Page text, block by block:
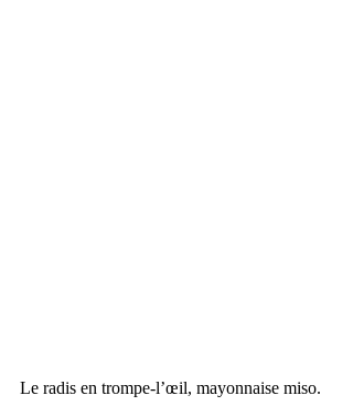
Le radis en trompe-l’œil, mayonnaise miso.